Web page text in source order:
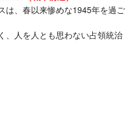
は、春以来惨めな1945年を過ご
、人を人とも思わない占領統治